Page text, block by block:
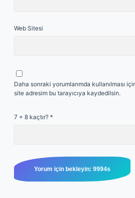
Web Sitesi
Daha sonraki yorumlarımda kullanılması
site adresim bu tarayıcıya kaydedilsin.
7 + 8 kaçtır? *